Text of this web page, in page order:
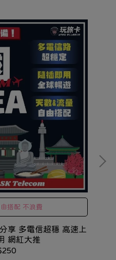
搭配 不浪費
享 多電信超穩 高速上
網紅大推